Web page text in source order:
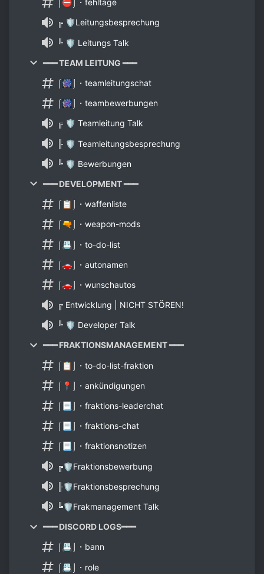
⌠⛔⌡・fehltage
╔ 🛡Leitungsbesprechung
╚ 🛡 Leitungs Talk
━━━ TEAM LEITUNG ━━━
⌠🎆⌡・teamleitungschat
⌠🎆⌡・teambewerbungen
╔ 🛡 Teamleitung Talk
╟ 🛡 Teamleitungsbesprechung
╚ 🛡 Bewerbungen
━━━ DEVELOPMENT ━━━
⌠📋⌡・waffenliste
⌠🔫⌡・weapon-mods
⌠📇⌡・to-do-list
⌠🚗⌡・autonamen
⌠🚗⌡・wunschautos
╔ Entwicklung | NICHT STÖREN!
╚ 🛡 Developer Talk
━━━ FRAKTIONSMANAGEMENT ━━━
⌠📋⌡・to-do-list-fraktion
⌠📍⌡・ankündigungen
⌠📃⌡・fraktions-leaderchat
⌠📃⌡・fraktions-chat
⌠📃⌡・fraktionsnotizen
╔🛡Fraktionsbewerbung
╟🛡Fraktionsbesprechung
╚🛡Frakmanagement Talk
━━━ DISCORD LOGS━━━
⌠📇⌡・bann
⌠📇⌡・role